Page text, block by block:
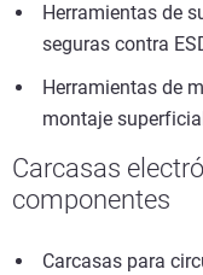
Herramientas de
seguras contra
Herramientas de
montaje
Carcasas
componentes
Carcasas para